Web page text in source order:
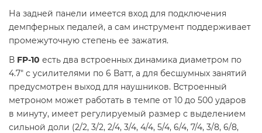
На задней панели имеется вход для подключения
демпферных педалей, а сам инструмент поддерживает
промежуточную степень ее зажатия.
В FP-10 есть два встроенных динамика диаметром по
4.7" с усилителями по 6 Ватт, а для бесшумных занятий
предусмотрен выход для наушников. Встроенный
метроном может работать в темпе от 10 до 500 ударов
в минуту, имеет регулируемый размер с выделением
сильной доли (2/2, 3/2, 2/4, 3/4, 4/4, 5/4, 6/4, 7/4, 3/8, 6/8,